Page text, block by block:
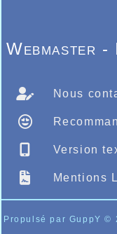
Webmaster -
Nous
Version
Mentions
Propulsé par GuppY©